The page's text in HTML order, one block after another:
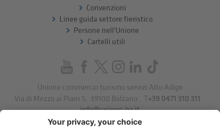
Convenzioni
Linee guida settore fieristico
Persone nell'Unione
Cartelli utili
Unione commercio turismo servizi Alto Adige
Via di Mezzo ai Piani 5
39100 Bolzano . T+39 0471 310 311 .
info@unione-bz.it
Impressum